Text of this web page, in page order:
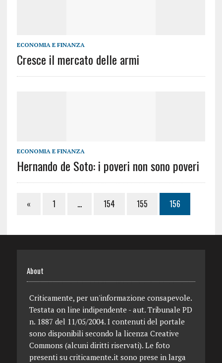
ECONOMIA E FINANZA
Cresce il mercato delle armi
ECONOMIA E FINANZA
Hernando de Soto: i poveri non sono poveri
« 1 … 154 155 156
About
Criticamente, per un'informazione consapevole.
Testata on line indipendente - aut. Tribunale PD
n. 1887 del 11/05/2004. I contenuti del portale
sono disponibili secondo la licenza Creative
Commons (alcuni diritti riservati). Le foto
presenti su criticamente.it sono prese in larga